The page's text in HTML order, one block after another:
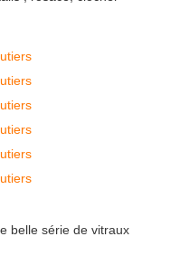
belle série de vitraux